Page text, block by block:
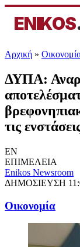
ENIKOS
Αρχική »
ΔΥΠΑ:
τις
EN
ΕΠΙΜΕΛΕΙΑ
Enikos Newsroom
ΔΗΜΟΣΙΕΥΣΗ
Oικονομία